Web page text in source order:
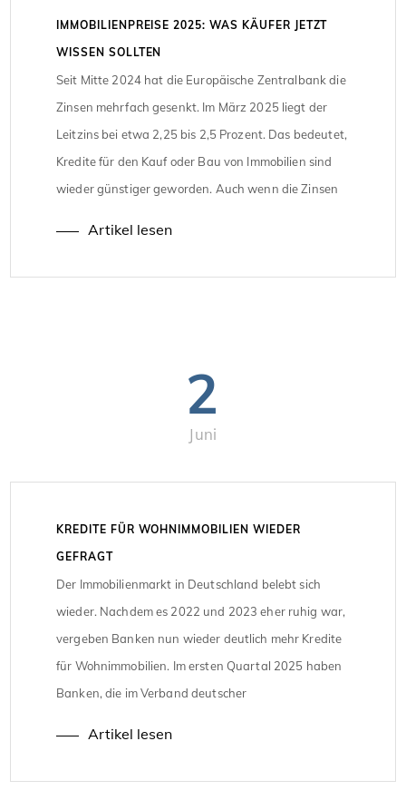
IMMOBILIENPREISE 2025: WAS KÄUFER JETZT
WISSEN SOLLTEN
Seit Mitte 2024 hat die Europäische Zentralbank die
Zinsen mehrfach gesenkt. Im März 2025 liegt der
Leitzins bei etwa 2,25 bis 2,5 Prozent. Das bedeutet,
Kredite für den Kauf oder Bau von Immobilien sind
wieder günstiger geworden. Auch wenn die Zinsen
Artikel lesen
2
Juni
KREDITE FÜR WOHNIMMOBILIEN WIEDER
GEFRAGT
Der Immobilienmarkt in Deutschland belebt sich
wieder. Nachdem es 2022 und 2023 eher ruhig war,
vergeben Banken nun wieder deutlich mehr Kredite
für Wohnimmobilien. Im ersten Quartal 2025 haben
Banken, die im Verband deutscher
Artikel lesen